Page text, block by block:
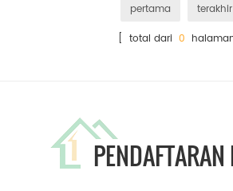
pertama
terakhir
[ total dari 0